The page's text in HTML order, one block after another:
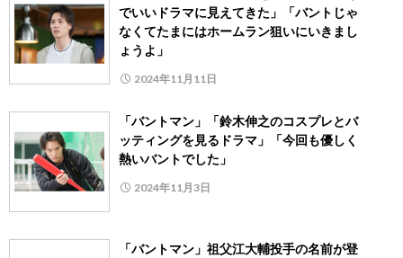
でいいドラマに見えてきた」「バントじゃ
なくてたまにはホームラン狙いにいきまし
ょうよ」
2024年11月11日
「バントマン」「鈴木伸之のコスプレとバ
ッティングを見るドラマ」「今回も優しく
熱いバントでした」
2024年11月3日
「バントマン」祖父江大輔投手の名前が登